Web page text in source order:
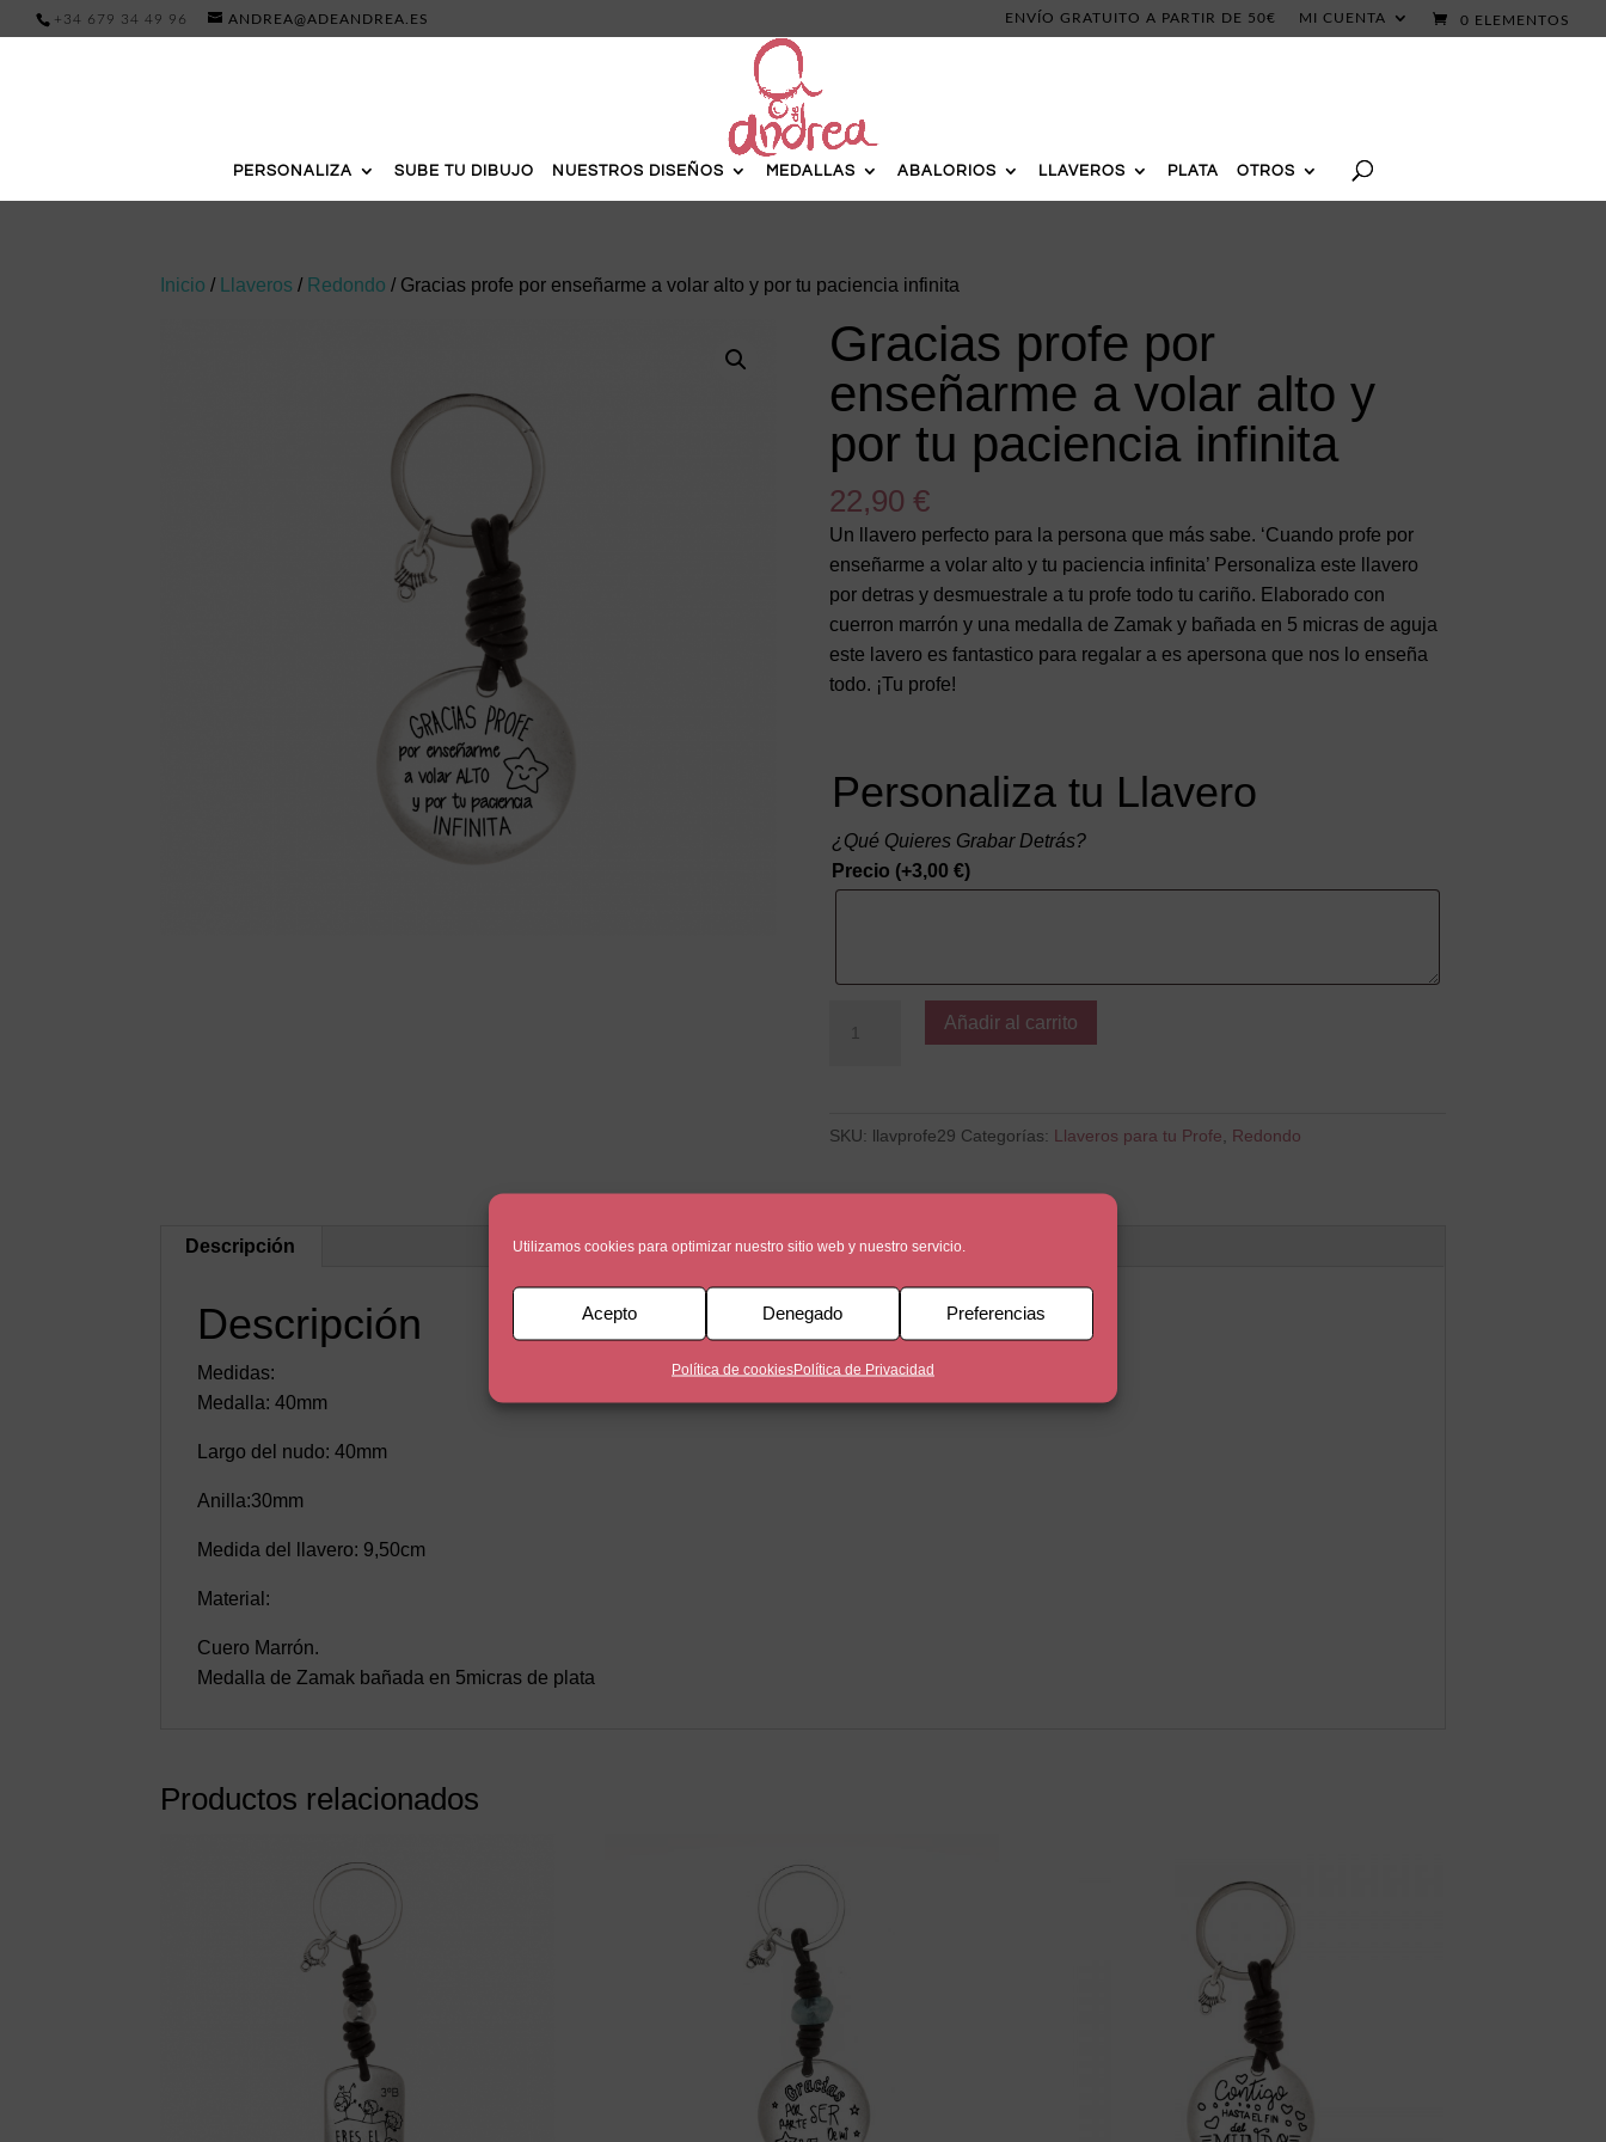
Utilizamos cookies para optimizar nuestro sitio web y nuestro servicio.
Acepto Denegado Preferencias
Política de cookiesPolítica de Privacidad
+34 679 34 49 96 ANDREA@ADEANDREA.ES ENVÍO GRATUITO A PARTIR DE 50€ MI CUENTA 0 ELEMENTOS
PERSONALIZA SUBE TU DIBUJO NUESTROS DISEÑOS MEDALLAS ABALORIOS LLAVEROS PLATA OTROS
Inicio / Llaveros / Redondo / Gracias profe por enseñarme a volar alto y por tu paciencia infinita
Gracias profe por
enseñarme a volar alto y
por tu paciencia infinita
22,90 €
Un llavero perfecto para la persona que más sabe. ‘Cuando profe por
enseñarme a volar alto y tu paciencia infinita’ Personaliza este llavero
por detras y desmuestrale a tu profe todo tu cariño. Elaborado con
cuerron marrón y una medalla de Zamak y bañada en 5 micras de aguja
este lavero es fantastico para regalar a es apersona que nos lo enseña
todo. ¡Tu profe!
Personaliza tu Llavero
¿Qué Quieres Grabar Detrás?
Precio (+3,00 €)
profe
a
alto
por
tu
paciencia
infinita
cantidad
Añadir al carrito
SKU: llavprofe29 Categorías: Llaveros para tu Profe Redondo
Descripción
Descripción
Medidas:
Medalla: 40mm
Largo del nudo: 40mm
Anilla:30mm
Medida del llavero: 9,50cm
Material:
Cuero Marrón.
Medalla de Zamak bañada en 5micras de plata
Productos relacionados